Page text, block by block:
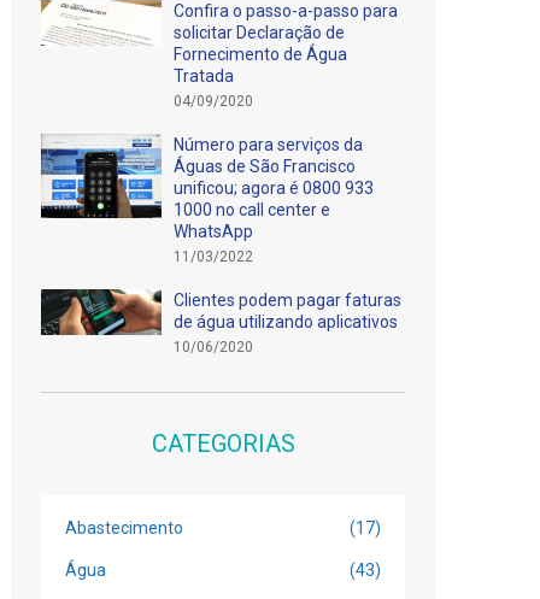
Confira o passo-a-passo para
solicitar Declaração de
Fornecimento de Água
Tratada
04/09/2020
Número para serviços da
Águas de São Francisco
unificou; agora é 0800 933
1000 no call center e
WhatsApp
11/03/2022
Clientes podem pagar faturas
de água utilizando aplicativos
10/06/2020
CATEGORIAS
Abastecimento (17)
Água (43)